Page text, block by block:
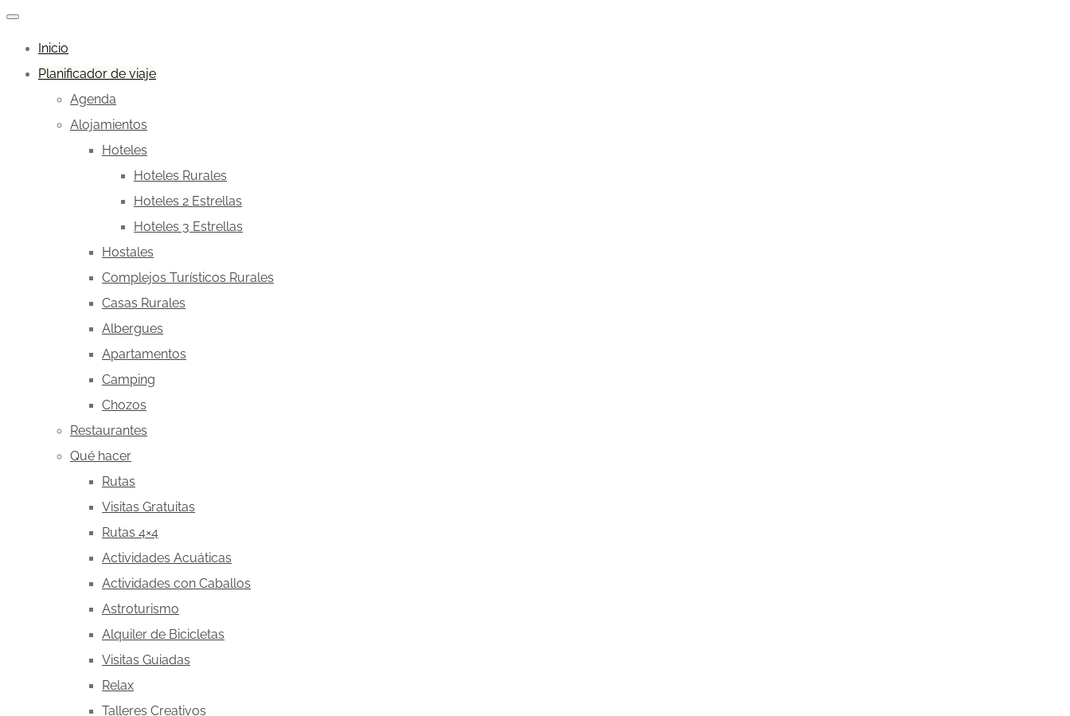
Inicio
Planificador de viaje
Agenda
Alojamientos
Hoteles
Hoteles Rurales
Hoteles 2 Estrellas
Hoteles 3 Estrellas
Hostales
Complejos Turísticos Rurales
Casas Rurales
Albergues
Apartamentos
Camping
Chozos
Restaurantes
Qué hacer
Rutas
Visitas Gratuitas
Rutas 4×4
Actividades Acuáticas
Actividades con Caballos
Astroturismo
Alquiler de Bicicletas
Visitas Guiadas
Relax
Talleres Creativos